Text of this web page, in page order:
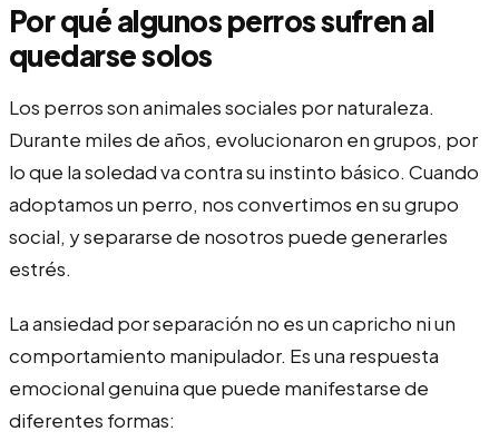
Por qué algunos perros sufren al
quedarse solos
Los perros son animales sociales por naturaleza.
Durante miles de años, evolucionaron en grupos, por
lo que la soledad va contra su instinto básico. Cuando
adoptamos un perro, nos convertimos en su grupo
social, y separarse de nosotros puede generarles
estrés.
La ansiedad por separación no es un capricho ni un
comportamiento manipulador. Es una respuesta
emocional genuina que puede manifestarse de
diferentes formas: